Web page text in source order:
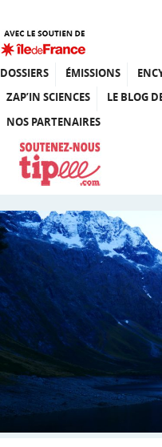
DOSSIERS ÉMISSIONS
ZAP’IN SCIENCES
LE BLOG
NOS PARTENAIRES